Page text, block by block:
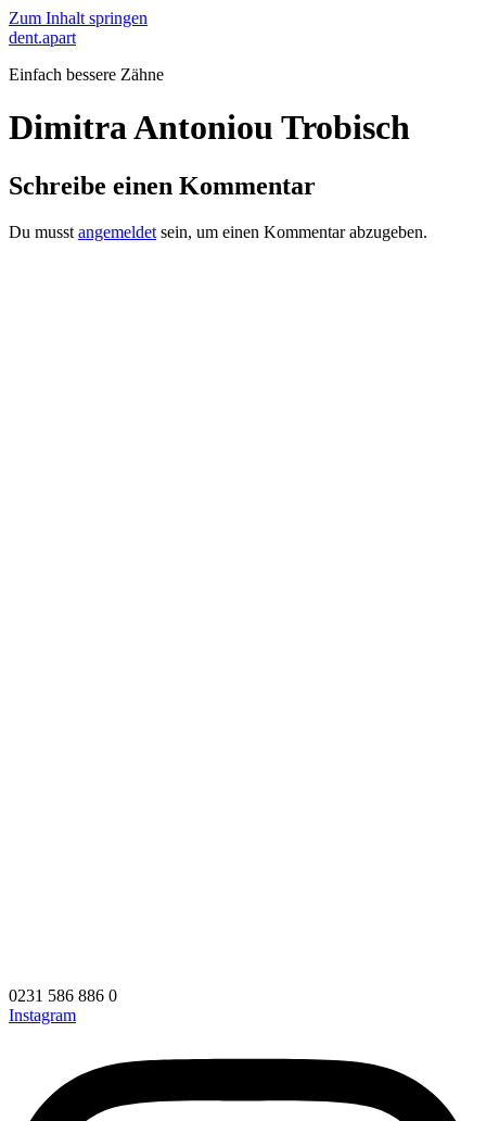
Zum Inhalt springen
dent.apart
Einfach bessere Zähne
Dimitra Antoniou Trobisch
Schreibe einen Kommentar
Du musst angemeldet sein, um einen Kommentar abzugeben.
0231 586 886 0
Instagram